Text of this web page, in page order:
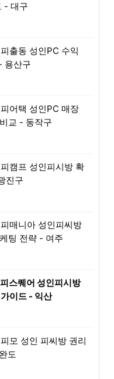
- 대구
출동 성인PC 수익
용산구
어택 성인PC 매장
교 - 동작구
캠프 성인피시방 확
진구
매니아 성인피씨방
팅 전략 - 여주
스퀘어 성인피시방
이드 - 익산
모 성인 피씨방 권리
도